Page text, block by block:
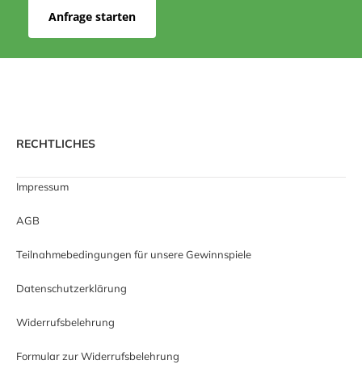
Anfrage starten
RECHTLICHES
Impressum
AGB
Teilnahmebedingungen für unsere Gewinnspiele
Datenschutzerklärung
Widerrufsbelehrung
Formular zur Widerrufsbelehrung